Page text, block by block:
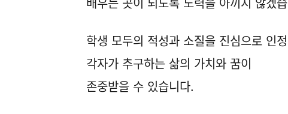
학생 모두의 적성과 소질을 진심으로 인
각자가 추구하는 삶의 가치와 꿈이
존중받을 수 있습니다.